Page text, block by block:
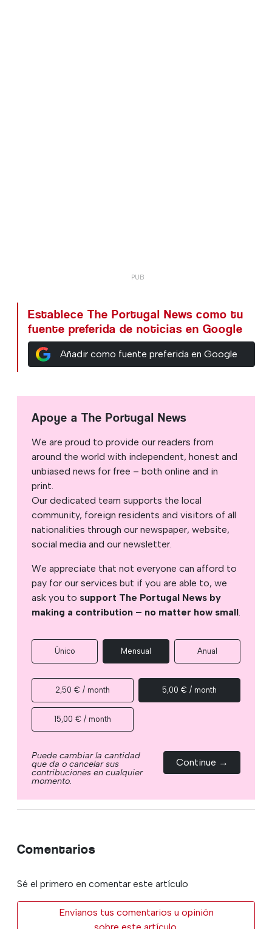
Establece The Portugal News como tu
fuente preferida de noticias en Google
Añadir como fuente preferida en Google
Apoye a The Portugal News
We are proud to provide our readers from
around the world with independent, honest and
unbiased news for free – both online and in
print.
Our dedicated team supports the local
community, foreign residents and visitors of all
nationalities through our newspaper, website,
social media and our newsletter.
We appreciate that not everyone can afford to
pay for our services but if you are able to, we
ask you to support The Portugal News by
making a contribution – no matter how small.
Único Mensual Anual
2,50 € / month 5,00 € / month
15,00 € / month
Puede cambiar la cantidad
que da o cancelar sus
contribuciones en cualquier
momento.
Continue →
Comentarios
Sé el primero en comentar este artículo
Envíanos tus comentarios u opinión